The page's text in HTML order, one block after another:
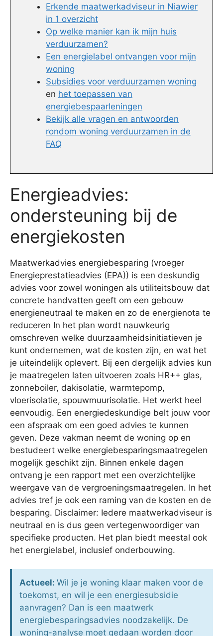
Erkende maatwerkadviseur in Niawier
in 1 overzicht
Op welke manier kan ik mijn huis
verduurzamen?
Een energielabel ontvangen voor mijn
woning
Subsidies voor verduurzamen woning
en het toepassen van
energiebespaarleningen
Bekijk alle vragen en antwoorden
rondom woning verduurzamen in de
FAQ
Energieadvies:
ondersteuning bij de
energiekosten
Maatwerkadvies energiebesparing (vroeger
Energieprestatieadvies (EPA)) is een deskundig
advies voor zowel woningen als utiliteitsbouw dat
concrete handvatten geeft om een gebouw
energieneutraal te maken en zo de energienota te
reduceren In het plan wordt nauwkeurig
omschreven welke duurzaamheidsinitiatieven je
kunt ondernemen, wat de kosten zijn, en wat het
je uiteindelijk oplevert. Bij een dergelijk advies kun
je maatregelen laten uitvoeren zoals HR++ glas,
zonneboiler, dakisolatie, warmtepomp,
vloerisolatie, spouwmuurisolatie. Het werkt heel
eenvoudig. Een energiedeskundige belt jouw voor
een afspraak om een goed advies te kunnen
geven. Deze vakman neemt de woning op en
bestudeert welke energiebesparingsmaatregelen
mogelijk geschikt zijn. Binnen enkele dagen
ontvang je een rapport met een overzichtelijke
weergave van de vergroeningsmaatregelen. In het
advies tref je ook een raming van de kosten en de
besparing. Disclaimer: Iedere maatwerkadviseur is
neutraal en is dus geen vertegenwoordiger van
specifieke producten. Het plan biedt meestal ook
het energielabel, inclusief onderbouwing.
Actueel: Wil je je woning klaar maken voor de
toekomst, en wil je een energiesubsidie
aanvragen? Dan is een maatwerk
energiebesparingsadvies noodzakelijk. De
woning-analyse moet gedaan worden door